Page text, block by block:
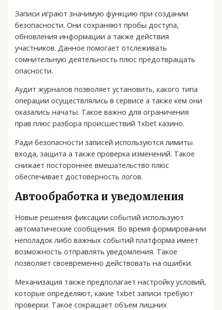
Записи играют значимую функцию при создании
безопасности. Они сохраняют пробы доступа,
обновления информации а также действия
участников. Данное помогает отслеживать
сомнительную деятельность плюс предотвращать
опасности.
Аудит журналов позволяет установить, какого типа
операции осуществлялись в сервисе а также кем они
оказались начаты. Такое важно для ограничения
прав плюс разбора происшествий 1xbet казино.
Ради безопасности записей используются лимиты
входа, защита а также проверка изменений. Такое
снижает постороннее вмешательство плюс
обеспечивает достоверность логов.
Автообработка и уведомления
Новые решения фиксации событий используют
автоматические сообщения. Во время формировании
неполадок либо важных событий платформа имеет
возможность отправлять уведомления. Такое
позволяет своевременно действовать на ошибки.
Механизация также предполагает настройку условий,
которые определяют, какие 1xbet записи требуют
проверки. Такое сокращает объем лишних